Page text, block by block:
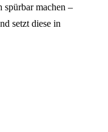
machen –
setzt diese in